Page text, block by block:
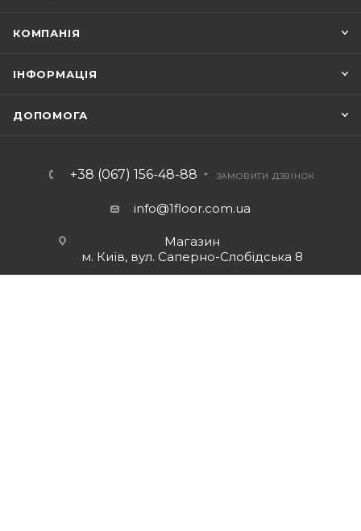
КОМПАНІЯ
ІНФОРМАЦІЯ
ДОПОМОГА
+38 (067) 156-48-88 ЗАМОВИТИ ДЗВІНОК
info@1floor.com.ua
Магазин
м. Київ, вул. Саперно-Слобідська 8